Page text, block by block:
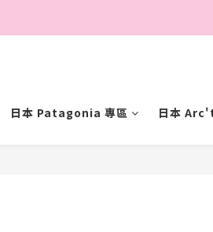
日本 Patagonia 專區 日本